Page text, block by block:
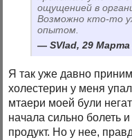
ощущенией в
Возможно кто-то
опытом.
SVlad, 29 Марта
Я так уже давно
холестерин у меня
мтаери моей були
начала сильно болеть
продукт. Но у нее,